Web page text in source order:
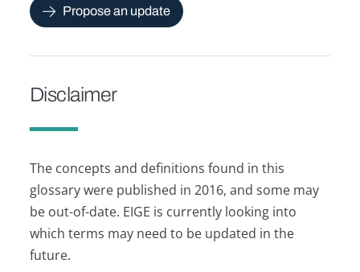
Propose an update
Disclaimer
The concepts and definitions found in this
glossary were published in 2016, and some may
be out-of-date. EIGE is currently looking into
which terms may need to be updated in the
future.